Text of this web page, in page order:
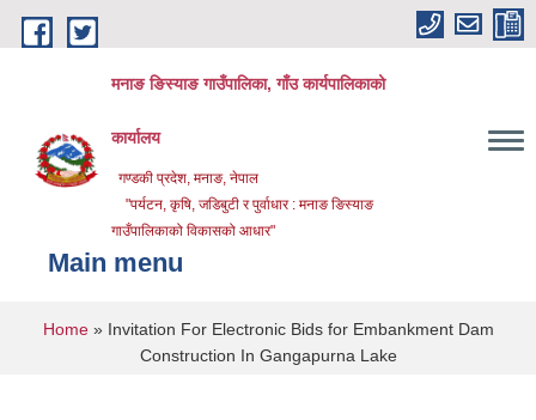
Skip to main content
मनाङ ङिस्याङ गाउँपालिका, गाँउ कार्यपालिकाको
कार्यालय
गण्डकी प्रदेश, मनाङ, नेपाल
"पर्यटन, कृषि, जडिबुटी र पुर्वाधार : मनाङ ङिस्याङ
गाउँपालिकाको विकासको आधार"
Main menu
You are here
Home» Invitation For Electronic Bids for Embankment Dam
Construction In Gangapurna Lake